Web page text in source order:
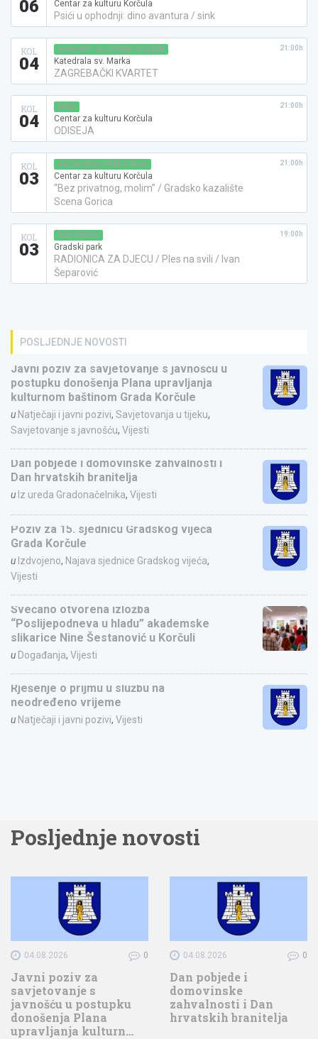
06 Centar za kulturu Korčula
Psići u ophodnji: dino avantura / sink
KOL
04
KONCERT KLASIČNE GLAZBE
Katedrala sv. Marka
ZAGREBAČKI KVARTET
21:00h
KOL
04
KINO
Centar za kulturu Korčula
ODISEJA
21:00h
KOL
03
KAZALIŠNA PREDSTAVA
Centar za kulturu Korčula
“Bez privatnog, molim” / Gradsko kazalište
Scena Gorica
21:00h
KOL
03
RADIONICA
Gradski park
RADIONICA ZA DJECU / Ples na svili / Ivan
Šeparović
19:00h
POSLJEDNJE NOVOSTI
Javni poziv za savjetovanje s javnošću u
postupku donošenja Plana upravljanja
kulturnom baštinom Grada Korčule
u Natječaji i javni pozivi, Savjetovanja u tijeku,
Savjetovanje s javnošću, Vijesti
Dan pobjede i domovinske zahvalnosti i
Dan hrvatskih branitelja
u Iz ureda Gradonačelnika, Vijesti
Poziv za 15. sjednicu Gradskog vijeća
Grada Korčule
u Izdvojeno, Najava sjednice Gradskog vijeća,
Vijesti
Svečano otvorena izložba
“Poslijepodneva u hladu” akademske
slikarice Nine Šestanović u Korčuli
u Događanja, Vijesti
Rješenje o prijmu u službu na
neodređeno vrijeme
u Natječaji i javni pozivi, Vijesti
Posljednje novosti
04.08.2026 0
Javni poziv za
savjetovanje s
javnošću u postupku
donošenja Plana
upravljanja kulturn…
04.08.2026 0
Dan pobjede i
domovinske
zahvalnosti i Dan
hrvatskih branitelja